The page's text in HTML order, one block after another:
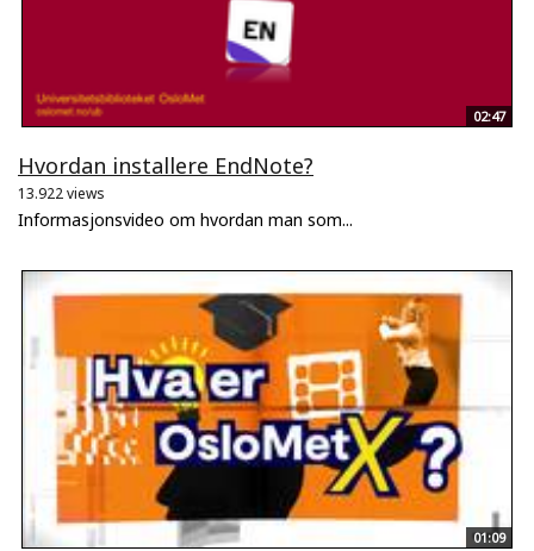
02:47
Hvordan installere EndNote?
13.922 views
Informasjonsvideo om hvordan man som...
01:09